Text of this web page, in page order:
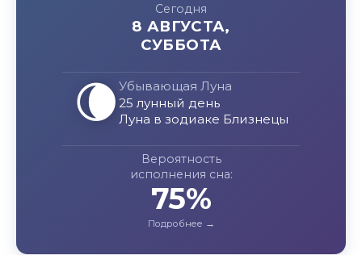
Сегодня
8 АВГУСТА,
СУББОТА
🌘 Убывающая Луна
25 лунный день
Луна в зодиаке Близнецы
Вероятность
исполнения сна:
75%